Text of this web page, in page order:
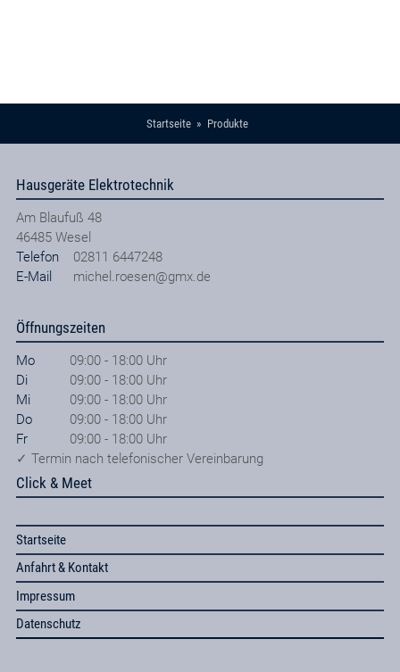
Startseite Produkte
Hausgeräte Elektrotechnik
Am Blaufuß 48
46485 Wesel
Telefon
02811 6447248
E-Mail
michel.roesen@gmx.de
Öffnungszeiten
Mo
09:00 - 18:00 Uhr
Di
09:00 - 18:00 Uhr
Mi
09:00 - 18:00 Uhr
Do
09:00 - 18:00 Uhr
Fr
09:00 - 18:00 Uhr
✓ Termin nach telefonischer Vereinbarung
Click & Meet
Startseite
Anfahrt & Kontakt
Impressum
Datenschutz